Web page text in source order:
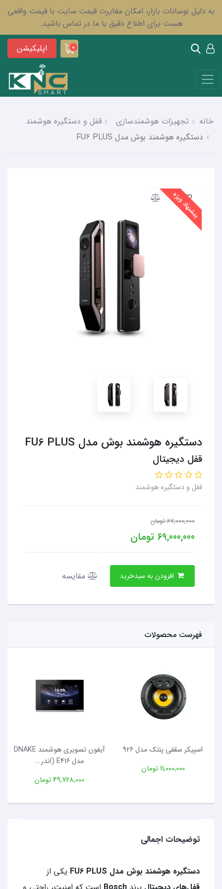
به دلیل نوسانات بازار، امکان مغایرت قیمت سایت با قیمت واقعی
هست برای اطلاع دقیق با ما در تماس باشید.
0 اپلیکیشن
خانه تجهیزات هوشمندسازی
قفل و دستگیره هوشمند
دستگیره هوشمند بوش مدل FU6 PLUS
پیشنهاد ویژه
دستگیره هوشمند بوش مدل FU6 PLUS
قفل دیجیتال
قفل و دستگیره هوشمند
67,000,000تومان
69,000,000 تومان
مقایسه
فهرست محصولات
اسپیکر سقفی پنتک مدل 926
11,000,000 تومان
آیفون تصویری هوشمند DNAKE
مدل E416 (اندر...
49,728,000 تومان
توضیحات اجمالی
دستگیره هوشمند بوش مدل FU6 PLUS
یکی از